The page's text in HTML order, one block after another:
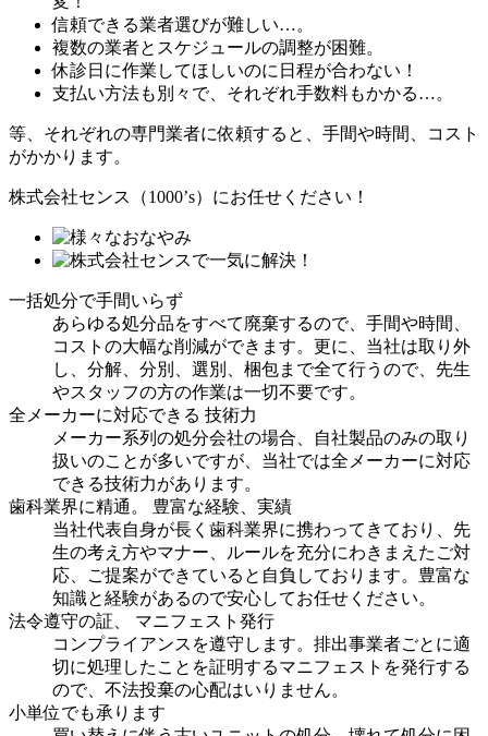
信頼できる業者選びが難しい…。
複数の業者とスケジュールの調整が困難。
休診日に作業してほしいのに日程が合わない！
支払い方法も別々で、それぞれ手数料もかかる…。
等、それぞれの専門業者に依頼すると、手間や時間、コスト
がかかります。
株式会社センス（1000’s）にお任せください！
一括処分で手間いらず
あらゆる処分品をすべて廃棄するので、手間や時間、
コストの大幅な削減ができます。更に、当社は取り外
し、分解、分別、選別、梱包まで全て行うので、先生
やスタッフの方の作業は一切不要です。
全メーカーに対応できる 技術力
メーカー系列の処分会社の場合、自社製品のみの取り
扱いのことが多いですが、当社では全メーカーに対応
できる技術力があります。
歯科業界に精通。 豊富な経験、実績
当社代表自身が長く歯科業界に携わってきており、先
生の考え方やマナー、ルールを充分にわきまえたご対
応、ご提案ができていると自負しております。豊富な
知識と経験があるので安心してお任せください。
法令遵守の証、 マニフェスト発行
コンプライアンスを遵守します。排出事業者ごとに適
切に処理したことを証明するマニフェストを発行する
ので、不法投棄の心配はいりません。
小単位でも承ります